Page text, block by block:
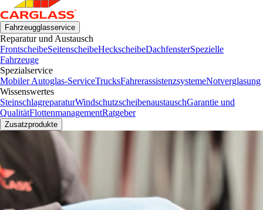
Fahrzeugglasservice
Reparatur und Austausch
FrontscheibeSeitenscheibeHeckscheibeDachfensterSpezielle
Fahrzeuge
Spezialservice
Mobiler Autoglas-ServiceTrucksFahrerassistenzsystemeNotverglasung
Wissenswertes
SteinschlagreparaturWindschutzscheibenaustauschGarantie und
QualitätFlottenmanagementRatgeber
Zusatzprodukte